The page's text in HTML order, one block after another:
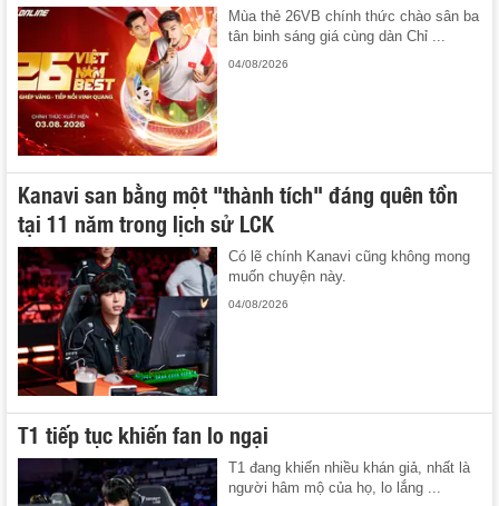
Mùa thẻ 26VB chính thức chào sân ba
tân binh sáng giá cùng dàn Chỉ ...
04/08/2026
Kanavi san bằng một "thành tích" đáng quên tồn
tại 11 năm trong lịch sử LCK
Có lẽ chính Kanavi cũng không mong
muốn chuyện này.
04/08/2026
T1 tiếp tục khiến fan lo ngại
T1 đang khiến nhiều khán giả, nhất là
người hâm mộ của họ, lo lắng ...